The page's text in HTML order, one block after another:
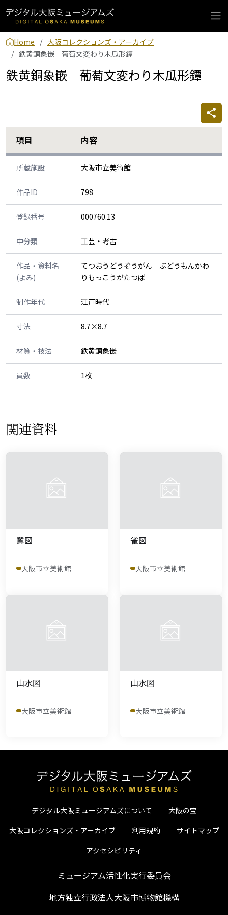
Home
大阪コレクションズ・アーカイブ
鉄黄銅象嵌 葡萄文変わり木瓜形鐔
鉄黄銅象嵌 葡萄文変わり木瓜形鐔
項目 内容
所蔵施設 大阪市立美術館
作品ID 798
登録番号 000760.13
中分類 工芸・考古
作品・資料名
(よみ)
てつおうどうぞうがん ぶどうもんかわ
りもっこうがたつば
制作年代 江戸時代
寸法 8.7×8.7
材質・技法 鉄黄銅象嵌
員数 1枚
関連資料
鷺図
大阪市立美術館
雀図
大阪市立美術館
山水図
大阪市立美術館
山水図
大阪市立美術館
デジタル大阪ミュージアムズについて
大阪の宝
大阪コレクションズ・アーカイブ
利用規約
サイトマップ
アクセシビリティ
ミュージアム活性化実行委員会
地方独立行政法人大阪市博物館機構